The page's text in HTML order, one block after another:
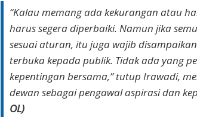
“Kalau memang ada kekurangan atau
harus segera diperbaiki. Namun jika
sesuai aturan, itu juga wajib
terbuka kepada publik. Tidak ada yang
kepentingan bersama,” tutup Irawadi,
dewan sebagai pengawal aspirasi dan
OL)